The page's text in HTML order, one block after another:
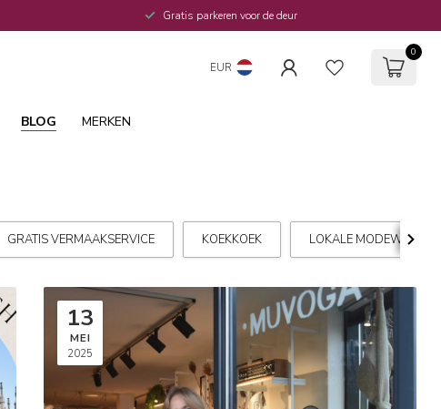
Gratis parkeren voor de deur
EUR
0
BLOG MERKEN
GRATIS VERMAAKSERVICE KOEKKOEK LOKALE MODEWINKEL
13
MEI
2025